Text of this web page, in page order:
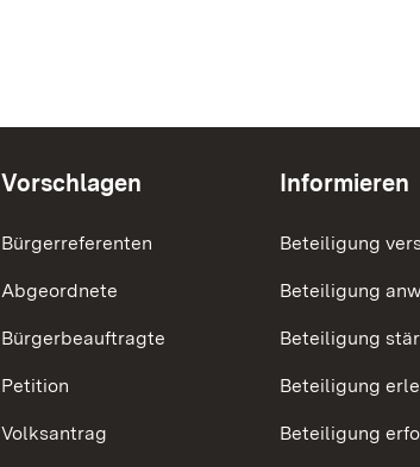
Vorschlagen
Bürgerreferenten
Abgeordnete
Bürgerbeauftragte
Petition
Volksantrag
Informieren
Beteiligung
Beteiligung
Beteiligung
Beteiligung
Beteiligung